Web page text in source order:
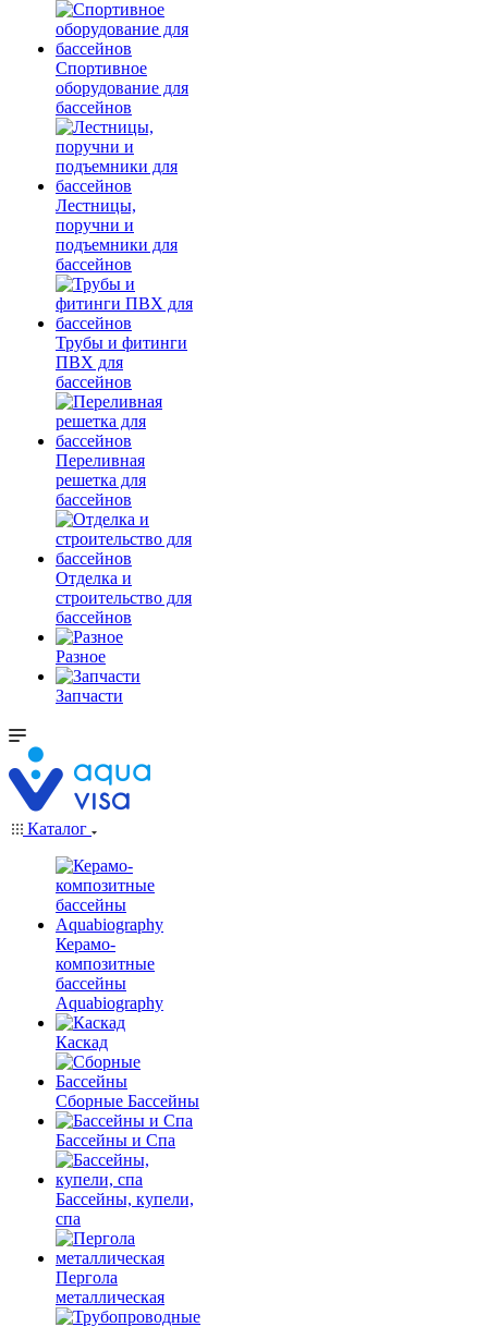
Спортивное
оборудование для
бассейнов
Лестницы,
поручни и
подъемники для
бассейнов
Трубы и фитинги
ПВХ для
бассейнов
Переливная
решетка для
бассейнов
Отделка и
строительство для
бассейнов
Разное
Запчасти
Каталог
Керамо-
композитные
бассейны
Aquabiography
Каскад
Сборные Бассейны
Бассейны и Спа
Бассейны, купели,
спа
Пергола
металлическая